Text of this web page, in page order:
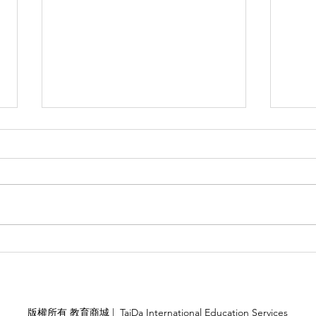
版權所有 教育商城 | TaiDa International Education Services